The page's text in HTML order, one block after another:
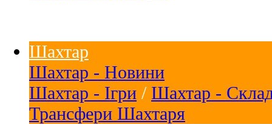
Шахтар
Шахтар - Новини
Шахтар - Ігри / Шахтар -
Трансфери Шахтаря